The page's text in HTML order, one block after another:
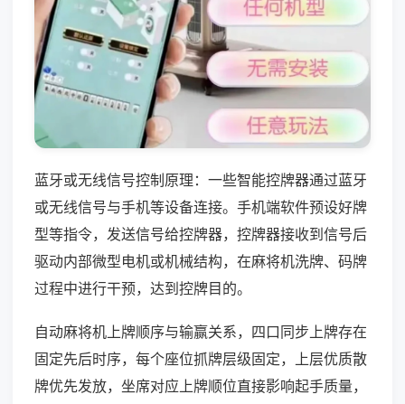
蓝牙或无线信号控制原理：一些智能控牌器通过蓝牙
或无线信号与手机等设备连接。手机端软件预设好牌
型等指令，发送信号给控牌器，控牌器接收到信号后
驱动内部微型电机或机械结构，在麻将机洗牌、码牌
过程中进行干预，达到控牌目的。
自动麻将机上牌顺序与输赢关系，四口同步上牌存在
固定先后时序，每个座位抓牌层级固定，上层优质散
牌优先发放，坐席对应上牌顺位直接影响起手质量，